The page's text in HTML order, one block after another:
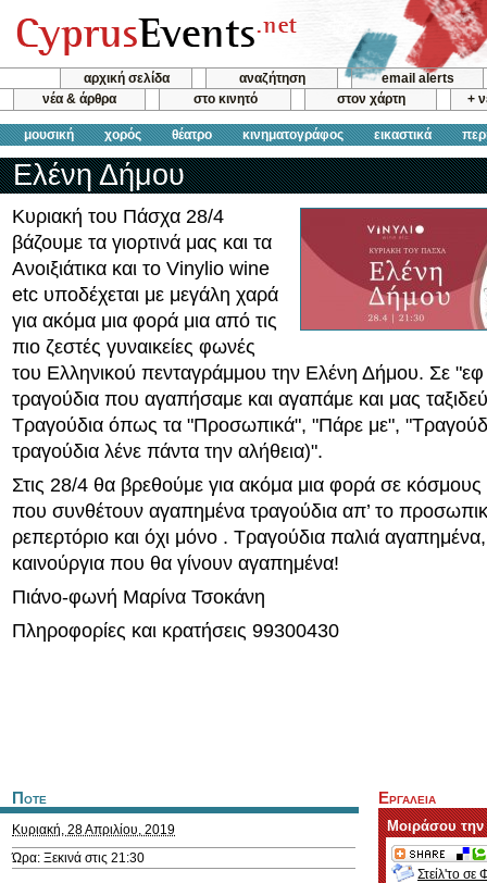
αρχική σελίδα αναζήτηση
email alerts
νέα & άρθρα
στο κινητό στον χάρτη +
μουσική χορός θέατρο κινηματογράφος εικαστικά
Ελένη Δήμου
Κυριακή του Πάσχα 28/4
βάζουμε τα γιορτινά μας και τα
Ανοιξιάτικα και το Vinylio wine
etc υποδέχεται με μεγάλη χαρά
για ακόμα μια φορά μια από τις
πιο ζεστές γυναικείες φωνές
του Ελληνικού πενταγράμμου την Ελένη Δήμου. Σε
τραγούδια που αγαπήσαμε και αγαπάμε και μας
Τραγούδια όπως τα "Προσωπικά", "Πάρε με",
τραγούδια λένε πάντα την αλήθεια)".
Στις 28/4 θα βρεθούμε για ακόμα μια φορά σε κόσμους
που συνθέτουν αγαπημένα τραγούδια απ’ το
ρεπερτόριο και όχι μόνο . Τραγούδια παλιά
καινούργια που θα γίνουν αγαπημένα!
Πιάνο-φωνή Μαρίνα Τσοκάνη
Πληροφορίες και κρατήσεις 99300430
Ποτε
Κυριακή, 28 Απριλίου, 2019
Ώρα: Ξεκινά στις 21:30
Εργαλεια
Μοιράσου
Στείλ'το σε